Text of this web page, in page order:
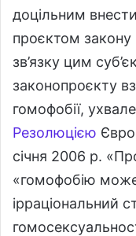
доцільним
проєктом закону
зв’язку цим
законопроєкту
гомофобії,
Резолюцією
січня 2006 р.
«гомофобію
ірраціональний